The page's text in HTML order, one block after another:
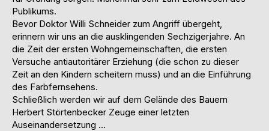
Publikums.
Bevor Doktor Willi Schneider zum Angriff übergeht,
erinnern wir uns an die ausklingenden Sechzigerjahre. An
die Zeit der ersten Wohngemeinschaften, die ersten
Versuche antiautoritärer Erziehung (die schon zu dieser
Zeit an den Kindern scheitern muss) und an die Einführung
des Farbfernsehens.
Schließlich werden wir auf dem Gelände des Bauern
Herbert Störtenbecker Zeuge einer letzten
Auseinandersetzung …